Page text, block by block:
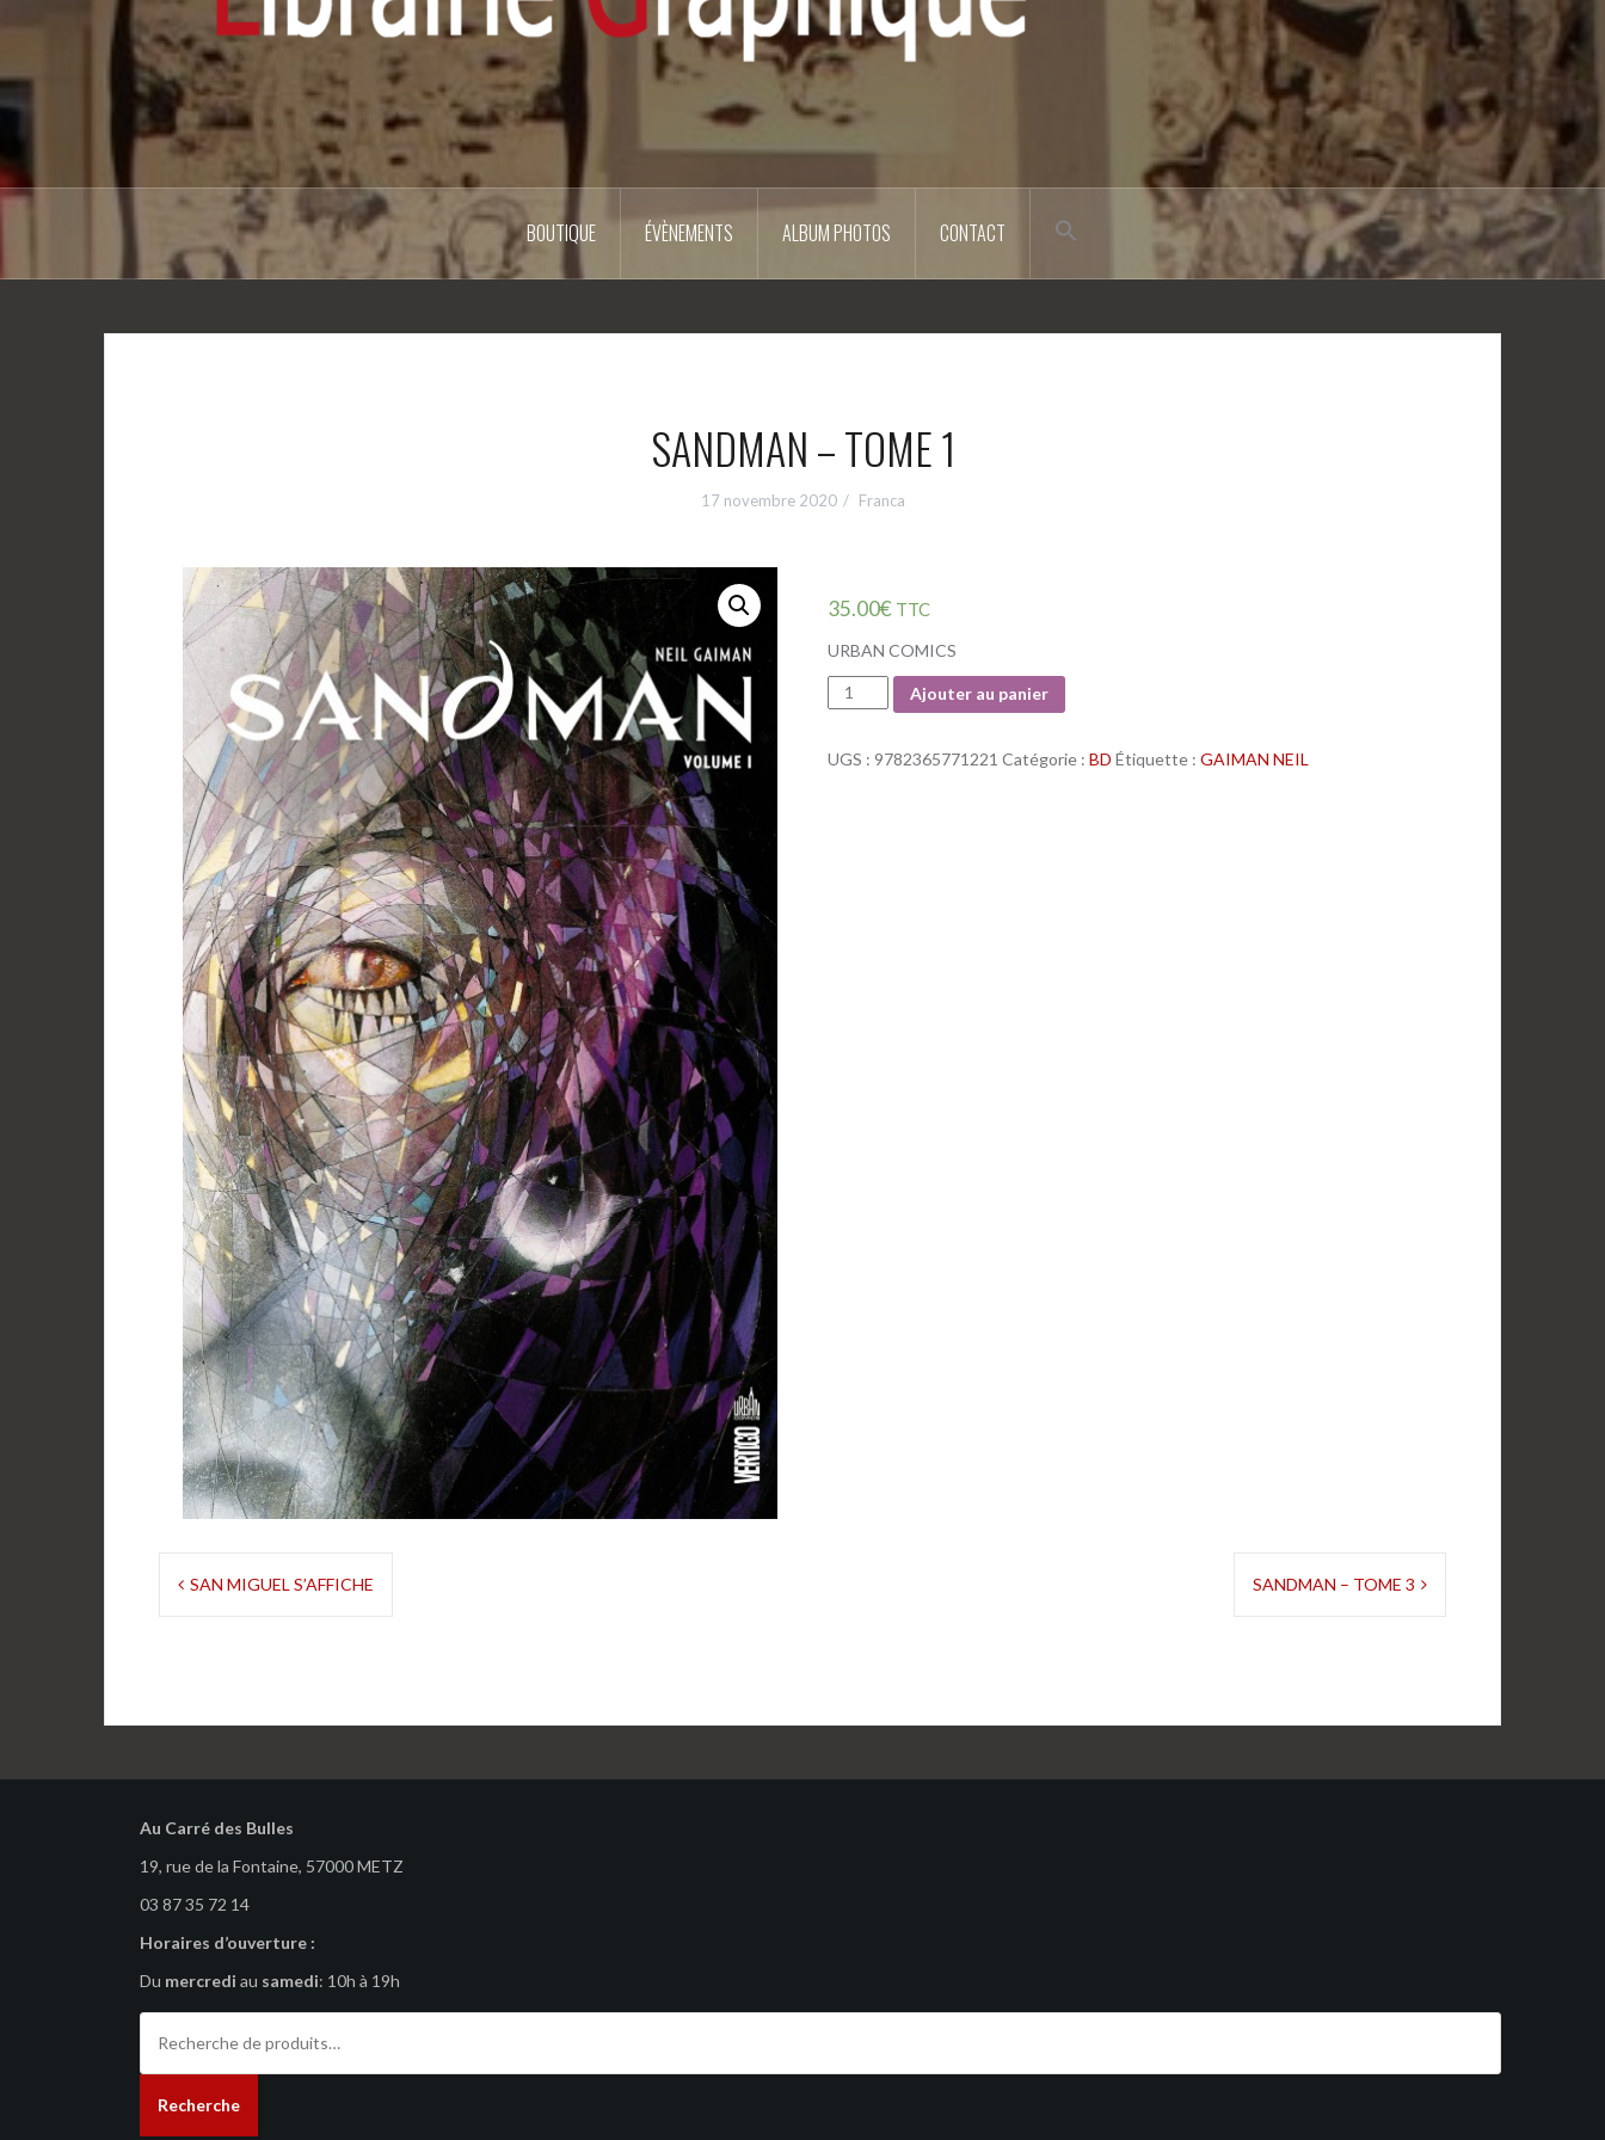
BOUTIQUE ÉVÈNEMENTS ALBUM PHOTOS CONTACT
SANDMAN – TOME 1
17 novembre 2020 Franca
35.00€ TTC
URBAN COMICS
Quantité
Ajouter au panier
UGS : 9782365771221 Catégorie : BD Étiquette : GAIMAN NEIL
Navigation
SAN MIGUEL S’AFFICHE SANDMAN – TOME 3
Au Carré des Bulles
19, rue de la Fontaine, 57000 METZ
03 87 35 72 14
Horaires d’ouverture :
Du mercredi au samedi: 10h à 19h
pour :
Recherche